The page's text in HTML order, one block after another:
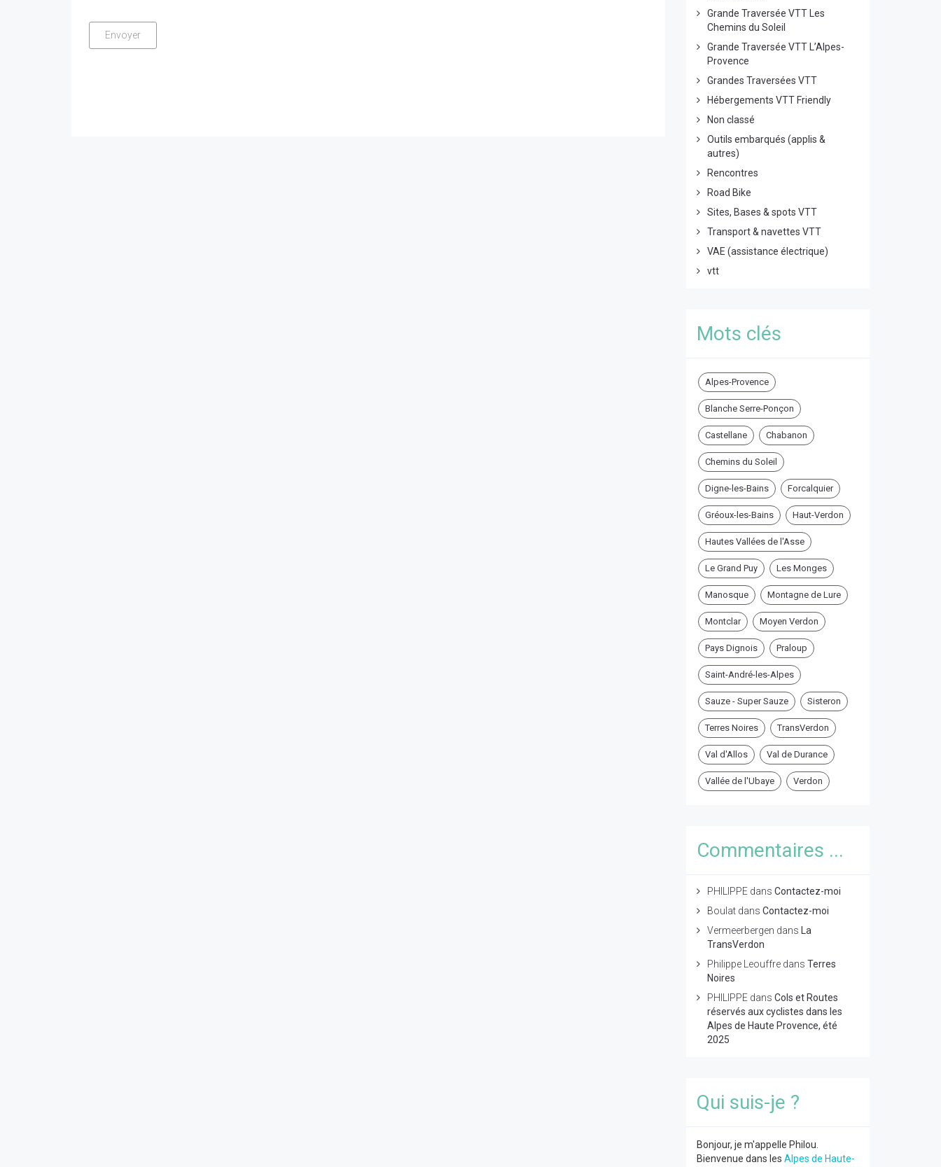
Grande Traversée VTT Les
Chemins du Soleil
Grande Traversée VTT L’Alpes-
Provence
Grandes Traversées VTT
Hébergements VTT Friendly
Non classé
Outils embarqués (applis &
autres)
Rencontres
Road Bike
Sites, Bases & spots VTT
Transport & navettes VTT
VAE (assistance électrique)
vtt
Mots clés
Alpes-Provence
Blanche Serre-Ponçon
Castellane Chabanon
Chemins du Soleil
Digne-les-Bains Forcalquier
Gréoux-les-Bains Haut-Verdon
Hautes Vallées de l'Asse
Le Grand Puy Les Monges
Manosque Montagne de Lure
Montclar Moyen Verdon
Pays Dignois Praloup
Saint-André-les-Alpes
Sauze - Super Sauze Sisteron
Terres Noires TransVerdon
Val d'Allos Val de Durance
Vallée de l'Ubaye Verdon
Commentaires ...
PHILIPPEdans Contactez-moi
Boulatdans Contactez-moi
Vermeerbergen dans
La
TransVerdon
Philippe Leouffredans Terres
Noires
PHILIPPEdans Cols et Routes
réservés aux cyclistes dans les
Alpes de Haute Provence, été
2025
Qui suis-je ?
Bonjour, je m'appelle Philou.
Bienvenue dans les Alpes de Haute-